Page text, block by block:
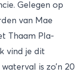
Gelegen op
van Mae
Thaam Pla-
vind je dit
is zo’n 20